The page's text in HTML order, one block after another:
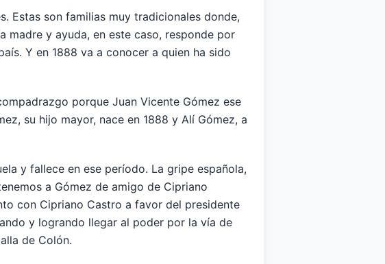
Estas son familias muy tradicionales donde,
madre y ayuda, en este caso, responde por
Y en 1888 va a conocer a quien ha sido
porque Juan Vicente Gómez ese
su hijo mayor, nace en 1888 y Alí Gómez, a
y fallece en ese período. La gripe española,
a Gómez de amigo de Cipriano
con Cipriano Castro a favor del presidente
y logrando llegar al poder por la vía de
de Colón.